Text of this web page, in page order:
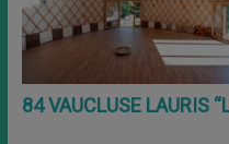
84 VAUCLUSE LAURIS